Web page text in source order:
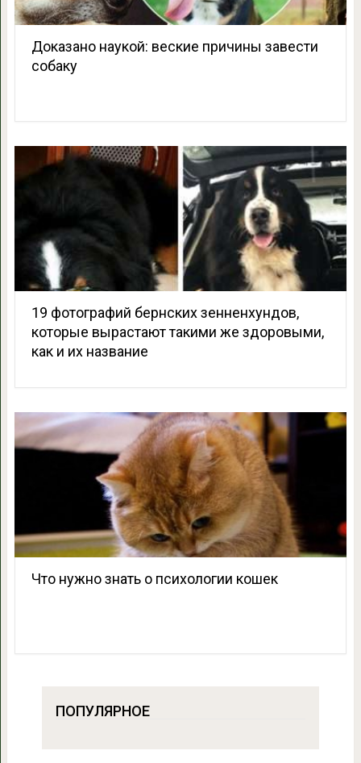
Доказано наукой: веские причины завести
собаку
19 фотографий бернских зенненхундов,
которые вырастают такими же здоровыми,
как и их название
Что нужно знать о психологии кошек
ПОПУЛЯРНОЕ